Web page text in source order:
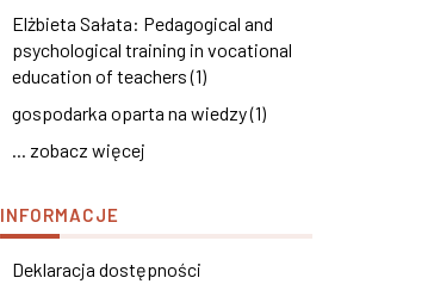
Elżbieta Sałata: Pedagogical and
psychological training in vocational
education of teachers (1)
gospodarka oparta na wiedzy (1)
... zobacz więcej
INFORMACJE
Deklaracja dostępności